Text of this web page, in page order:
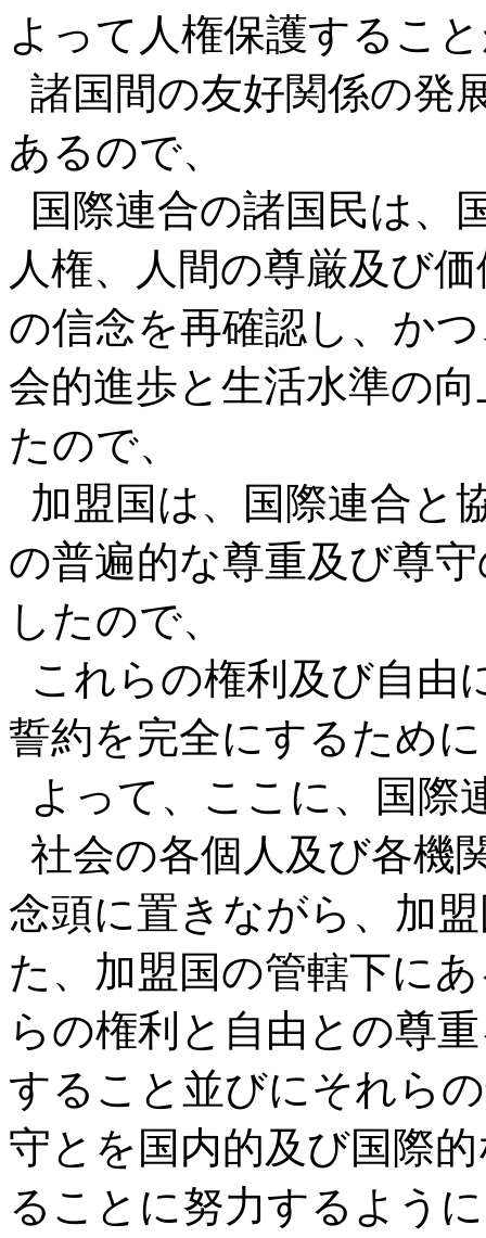
よって人権保護するこ
諸国間の友好関係の発
あるので、
国際連合の諸国民は、
人権、人間の尊厳及び
の信念を再確認し、か
会的進歩と生活水準の
たので、
加盟国は、国際連合と
の普遍的な尊重及び尊
したので、
これらの権利及び自由
誓約を完全にするため
よって、ここに、国際
社会の各個人及び各機
念頭に置きながら、加
た、加盟国の管轄下に
らの権利と自由との尊
すること並びにそれら
守とを国内的及び国際
ることに努力するよう